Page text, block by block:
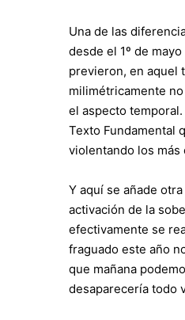
Una de las
desde el 1º de
previeron, en aquel
milimétricamente
el aspecto
Texto Fundamental
violentando los
Y aquí se añade
activación de la
efectivamente se
fraguado este año
que mañana
desaparecería todo